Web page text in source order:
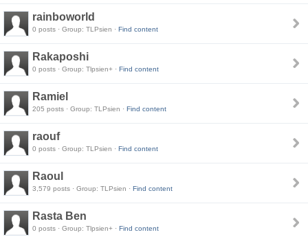
rainboworld
0 posts · Group: TLPsien · Find content
Rakaposhi
0 posts · Group: Tlpsien+ · Find content
Ramiel
205 posts · Group: TLPsien · Find content
raouf
0 posts · Group: TLPsien · Find content
Raoul
3,579 posts · Group: TLPsien · Find content
Rasta Ben
0 posts · Group: Tlpsien+ · Find content